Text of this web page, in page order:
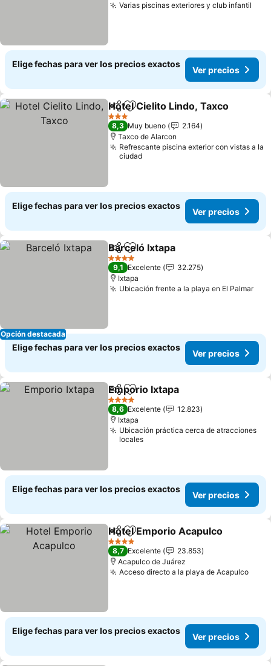
Varias piscinas exteriores y club infantil
Elige fechas para ver los precios exactos
Ver precios
CompartirAgregar a favoritos
Hotel Cielito Lindo, Taxco
3 Estrellas
8,3 Muy bueno
2.164
Taxco de Alarcon
Refrescante piscina exterior con vistas a la
ciudad
Elige fechas para ver los precios exactos
Ver precios
Opción destacada
CompartirAgregar a favoritos
Barceló Ixtapa
4 Estrellas
9,1 Excelente
32.275
Ixtapa
Ubicación frente a la playa en El Palmar
Elige fechas para ver los precios exactos
Ver precios
CompartirAgregar a favoritos
Emporio Ixtapa
4 Estrellas
8,6 Excelente
12.823
Ixtapa
Ubicación práctica cerca de atracciones
locales
Elige fechas para ver los precios exactos
Ver precios
CompartirAgregar a favoritos
Hotel Emporio Acapulco
4 Estrellas
8,7 Excelente
23.853
Acapulco de Juárez
Acceso directo a la playa de AcapulcoVer
Elige fechas para ver los precios exactos
Ver precios